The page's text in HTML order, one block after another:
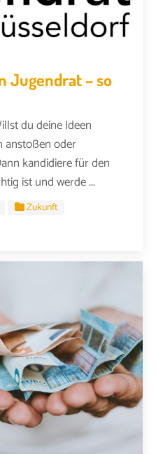
Jugendrat – so
du deine Ideen
anstoßen oder
kandidiere für den
ist und werde ...
Zukunft